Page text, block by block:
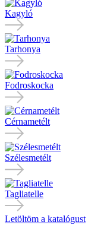
Kagyló
Tarhonya
Fodroskocka
Cérnametélt
Szélesmetélt
Tagliatelle
Letöltöm a katalógust